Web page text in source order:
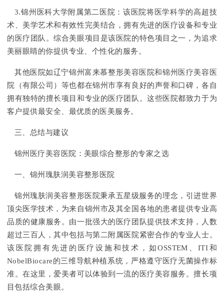
3.锦州医科大学附属第二医院：该医院将医学科学的高超技
术、美学艺术和有效性完美结合，拥有先进的医疗设备和专业
的医疗团队。综合美眼项目是该医院的特色项目之一，为追求
美丽眼睛的你提供专业、个性化的服务。
其他医院如辽宁锦州富来慕整形美容医院和锦州医疗美容医
院（有限公司）等也都在锦州市享有良好的声誉和口碑，各自
拥有独特的擅长项目和专业的医疗团队。这些医院都致力于为
客户提供最安全、最优质的医美服务。
三、总结与建议
锦州医疗美容医院：美眼综合整形的专家之选
一、锦州瑰肤润美容整形医院
锦州瑰肤润美容整形医院秉承五星级服务的理念，引进世界
顶尖医学技术，为来自锦州市及其全国各地的患者提供专业高
品质的健康服务。由一批强大的医疗团队提供技术支持，人数
超过三百人，其中包括与第二附属医院紧密合作的专业人士。
该医院拥有先进的医疗设施和技术，如OSSTEM、ITI和
NobelBiocare的三维导航种植系统，严格遵守医疗无菌操作标
准。在这里，爱美者可以体验到一流的医疗美容服务。擅长项
目包括综合美眼。